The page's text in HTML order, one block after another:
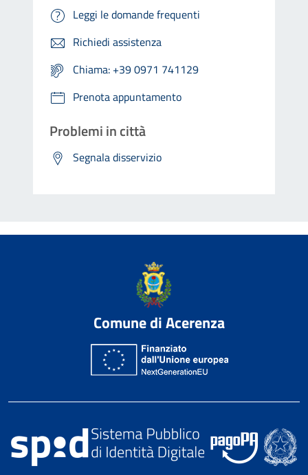
Leggi le domande frequenti
Richiedi assistenza
Chiama: +39 0971 741129
Prenota appuntamento
Problemi in città
Segnala disservizio
Comune di Acerenza